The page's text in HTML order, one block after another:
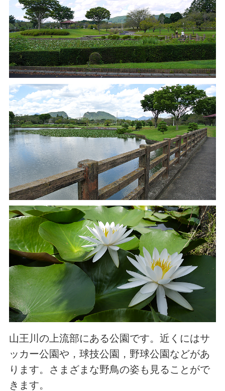
山王川の上流部にある公園です。近くにはサ
ッカー公園や，球技公園，野球公園などがあ
ります。さまざまな野鳥の姿も見ることがで
きます。